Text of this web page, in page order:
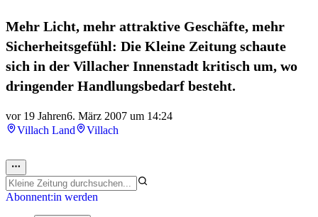
Mehr Licht, mehr attraktive Geschäfte, mehr
Sicherheitsgefühl: Die Kleine Zeitung schaute
sich in der Villacher Innenstadt kritisch um, wo
dringender Handlungsbedarf besteht.
vor 19 Jahren6. März 2007 um 14:24
Villach Land
Villach
Abonnent:in werden